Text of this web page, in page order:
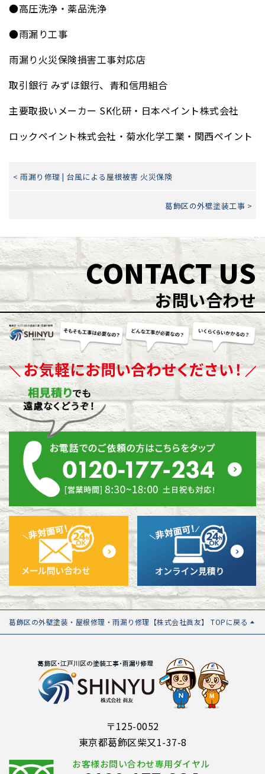
●高圧洗浄・薬品洗浄
●雨漏り工事
雨漏り火災保険損害工事対応店
取引銀行 みずほ銀行、青和信用組合
主要取扱いメーカー SK化研・日本ペイント株式会社
ロックペイント株式会社・菊水化学工業・関西ペイント
< 雨漏り修理 | 台風による屋根被害 火災保険
葛飾区の外壁塗装工事 >
CONTACT US
お問い合わせ
葛飾区の外壁塗装・屋根修理・雨漏り修理【株式会社眞友】 TOPに戻る
〒125-0052
東京都葛飾区柴又1-37-8
お客様お問い合わせ専用ダイヤル